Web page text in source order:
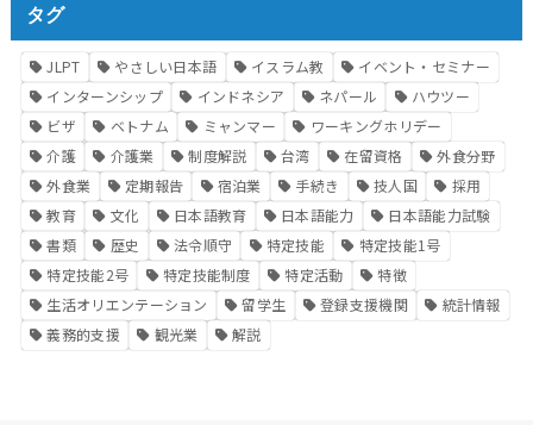
タグ
JLPT やさしい日本語 イスラム教
イベント・セミナー
インターンシップ
インドネシア ネパール
ハウツー
ビザ
ベトナム ミャンマー
ワーキングホリデー
介護
介護業 制度解説 台湾 在留資格
外食分野
外食業
定期報告 宿泊業 手続き 技人国
採用
教育
文化 日本語教育 日本語能力
日本語能力試験
書類
歴史 法令順守 特定技能
特定技能1号
特定技能2号
特定技能制度 特定活動
特徴
生活オリエンテーション
留学生 登録支援機関
統計情報
義務的支援
観光業 解説